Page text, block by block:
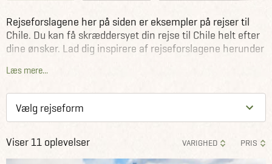
Rejseforslagene her på siden er eksempler på rejser til
Chile. Du kan få skræddersyet din rejse til Chile helt efter
dine ønsker. Lad dig inspirere af rejseforslagene herunder
eller kontakt os allerede i dag og lad os sammen
Læs mere...
VARIGHED PRIS
Viser 11 oplevelser